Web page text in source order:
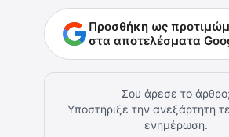
Προσθήκη ως
στα αποτελέσματα
Σου άρεσε το άρθρο;
Υποστήριξε την ανεξάρτητη
ενημέρωση.